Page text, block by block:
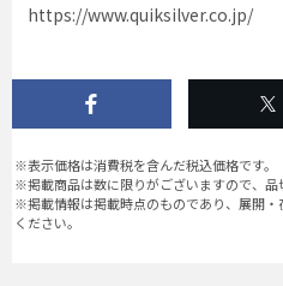
https://www.quiksilver.co.jp/
※表示価格は消費税を含んだ税込価格です。
※掲載商品は数に限りがございますので、品
※掲載情報は掲載時点のものであり、展開
ください。